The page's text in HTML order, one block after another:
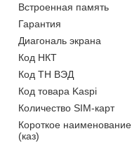
Встроенная память
Гарантия
Диагональ экрана
Код НКТ
Код ТН ВЭД
Код товара Kaspi
Количество SIM-карт
Короткое наименование
(каз)